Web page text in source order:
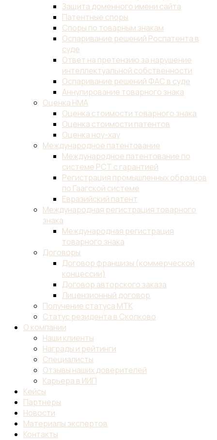
Защита доменного имени сайта
Патентные споры
Споры по товарным знакам
Оспаривание решений Роспатента в
суде
Ответ на претензию за нарушение
интеллектуальной собственности
Оспаривание решений ФАС в суде
Аннулирование товарного знака
Оценка НМА
Оценка стоимости товарного знака
Оценка стоимости патентов
Оценка ноу-хау
Международное патентование
Международное патентование по
системе PCT с гарантией
Регистрация промышленных образцов
по Гаагской системе
Евразийский патент
Международная регистрация товарного
знака
Международная регистрация
товарного знака
Договоры
Договор франшизы (коммерческой
концессии)
Договор авторского заказа
Лицензионный договор
Получение статуса МТК
Статус резидента в Сколково
О компании
Наши клиенты
Награды и рейтинги
Специалисты
Отзывы наших доверителей
Карьера в ИИП
Кейсы
Партнеры
Новости
Материалы экспертов
Контакты